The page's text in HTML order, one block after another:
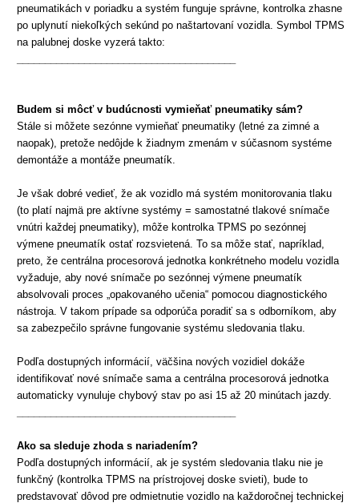
pneumatikách v poriadku a systém funguje správne, kontrolka zhasne
po uplynutí niekoľkých sekúnd po naštartovaní vozidla. Symbol TPMS
na palubnej doske vyzerá takto:
Budem si môcť v budúcnosti vymieňať pneumatiky sám?
Stále si môžete sezónne vymieňať pneumatiky (letné za zimné a
naopak), pretože nedôjde k žiadnym zmenám v súčasnom systéme
demontáže a montáže pneumatík.
Je však dobré vedieť, že ak vozidlo má systém monitorovaniatlaku
(to platí najmä pre aktívne systémy = samostatné tlakové snímače
vnútri každej pneumatiky), môže kontrolka TPMS po sezónnej
výmene pneumatík ostať rozsvietená. To sa môže stať, napríklad,
preto, že centrálna procesorová jednotka konkrétneho modelu vozidla
vyžaduje, aby nové snímače po sezónnej výmene pneumatík
absolvovali proces „opakovaného učenia“ pomocou diagnostického
nástroja. V takom prípade sa odporúča poradiť sa s odborníkom, aby
sa zabezpečilo správne fungovanie systému sledovania tlaku.
Podľa dostupných informácií, väčšina nových vozidiel dokáže
identifikovať nové snímače sama a centrálna procesorová jednotka
automaticky vynuluje chybový stav po asi 15 až 20 minútach jazdy.
Ako sa sleduje zhoda s nariadením?
Podľa dostupných informácií, ak je systém sledovania tlaku nie je
funkčný (kontrolka TPMS na prístrojovej doske svieti), bude to
predstavovať dôvod pre odmietnutie vozidlo na každoročnej technickej